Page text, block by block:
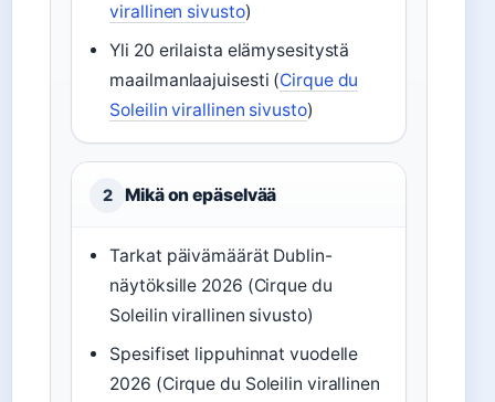
virallinen sivusto)
Yli 20 erilaista elämysesitystä
maailmanlaajuisesti (Cirque du
Soleilin virallinen sivusto)
2 Mikä on epäselvää
Tarkat päivämäärät Dublin-
näytöksille 2026 (Cirque du
Soleilin virallinen sivusto)
Spesifiset lippuhinnat vuodelle
2026 (Cirque du Soleilin virallinen